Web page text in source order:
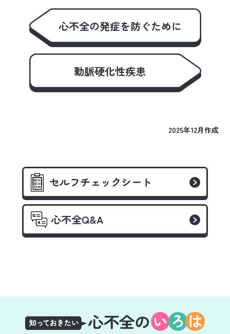
心不全の発症を防ぐために
動脈硬化性疾患
2025年12月作成
セルフチェックシート
心不全Q&A